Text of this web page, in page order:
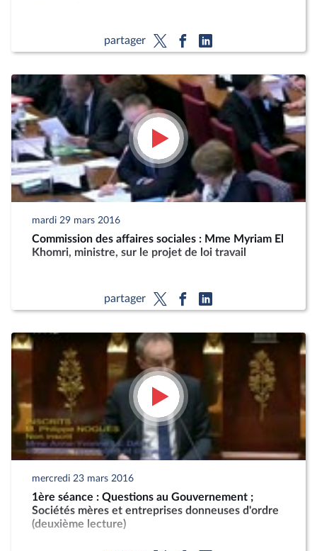
partager
mardi 29 mars 2016
Commission des affaires sociales : Mme Myriam El
Khomri, ministre, sur le projet de loi travail
partager
mercredi 23 mars 2016
1ère séance : Questions au Gouvernement ;
Sociétés mères et entreprises donneuses d'ordre
(deuxième lecture)